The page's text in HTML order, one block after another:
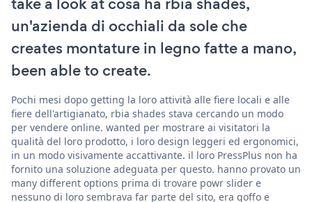
un'azienda di occhiali da sole che
creates montature in legno fatte a mano,
been able to create.
Pochi mesi dopo getting la loro attività alle fiere locali e alle
fiere dell'artigianato, rbia shades stava cercando un modo
per vendere online. wanted per mostrare ai visitatori la
qualità del loro prodotto, i loro design leggeri ed ergonomici,
in un modo visivamente accattivante. il loro PressPlus non ha
fornito una soluzione adeguata per questo. hanno provato un
many different options prima di trovare powr slider e
nessuno di loro sembrava far parte del sito, era goffo e